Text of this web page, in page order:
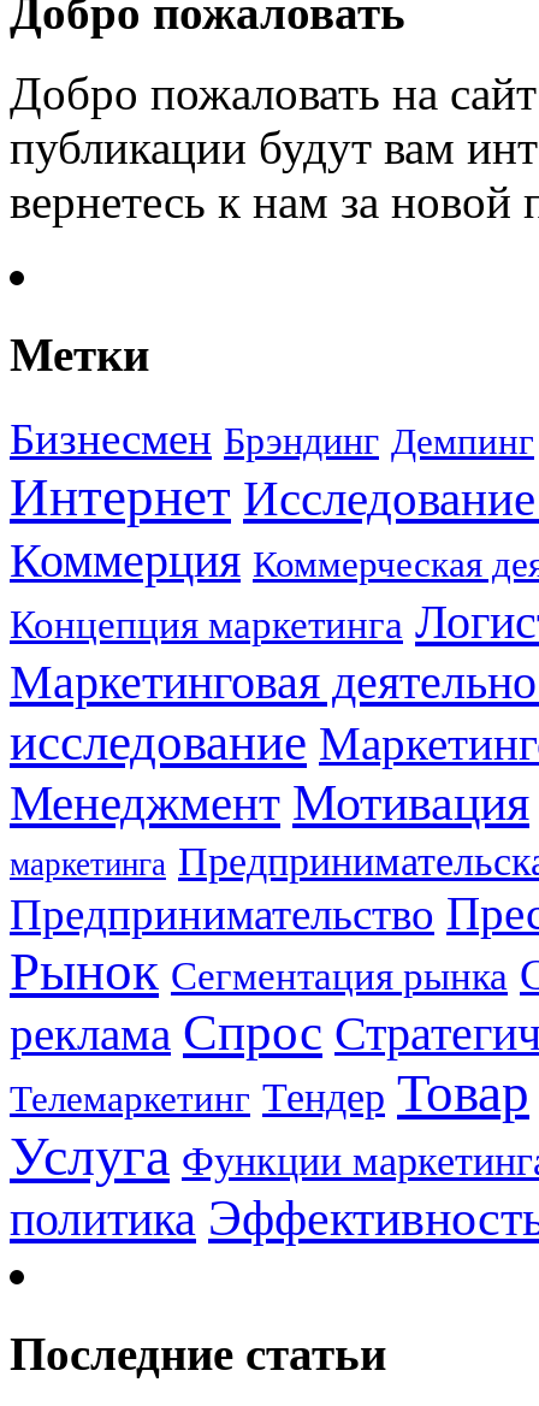
Добро пожаловать
Добро пожаловать на
публикации будут вам
вернетесь к нам за
Метки
Бизнесмен Брэндинг Демпинг
Интернет
Коммерция Коммерческая
Концепция маркетинга
Маркетинговая
исследование
Менеджмент Мотивация
маркетинга
Предпринимательство
Рынок Сегментация рынка
реклама Спрос
Телемаркетинг Тендер Товар
Услуга Функции
политика
Последние статьи